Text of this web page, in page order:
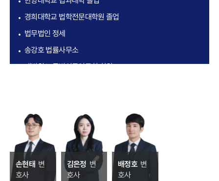
경희대학교 법학전문대학원 졸업
법무법인 정세
송강호 법률사무소
대법원 노동법실무연구회 회원
관세청 관세포상심사위원회 위원
손현태 변
호사
김은정 변
호사
배정호 변
호사